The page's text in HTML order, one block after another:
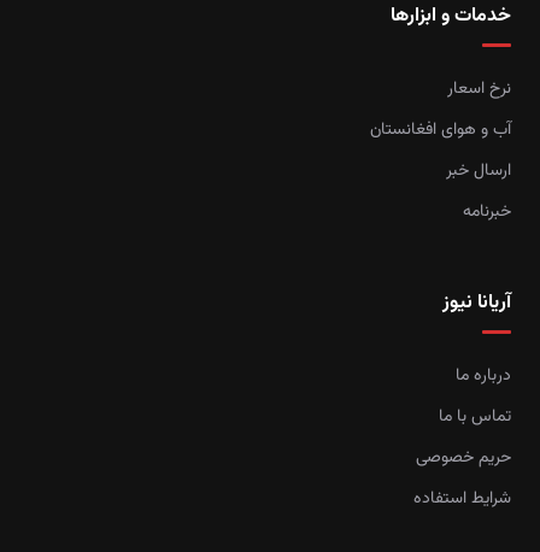
خدمات و ابزارها
نرخ اسعار
آب و هوای افغانستان
ارسال خبر
خبرنامه
آریانا نیوز
درباره ما
تماس با ما
حریم خصوصی
شرایط استفاده